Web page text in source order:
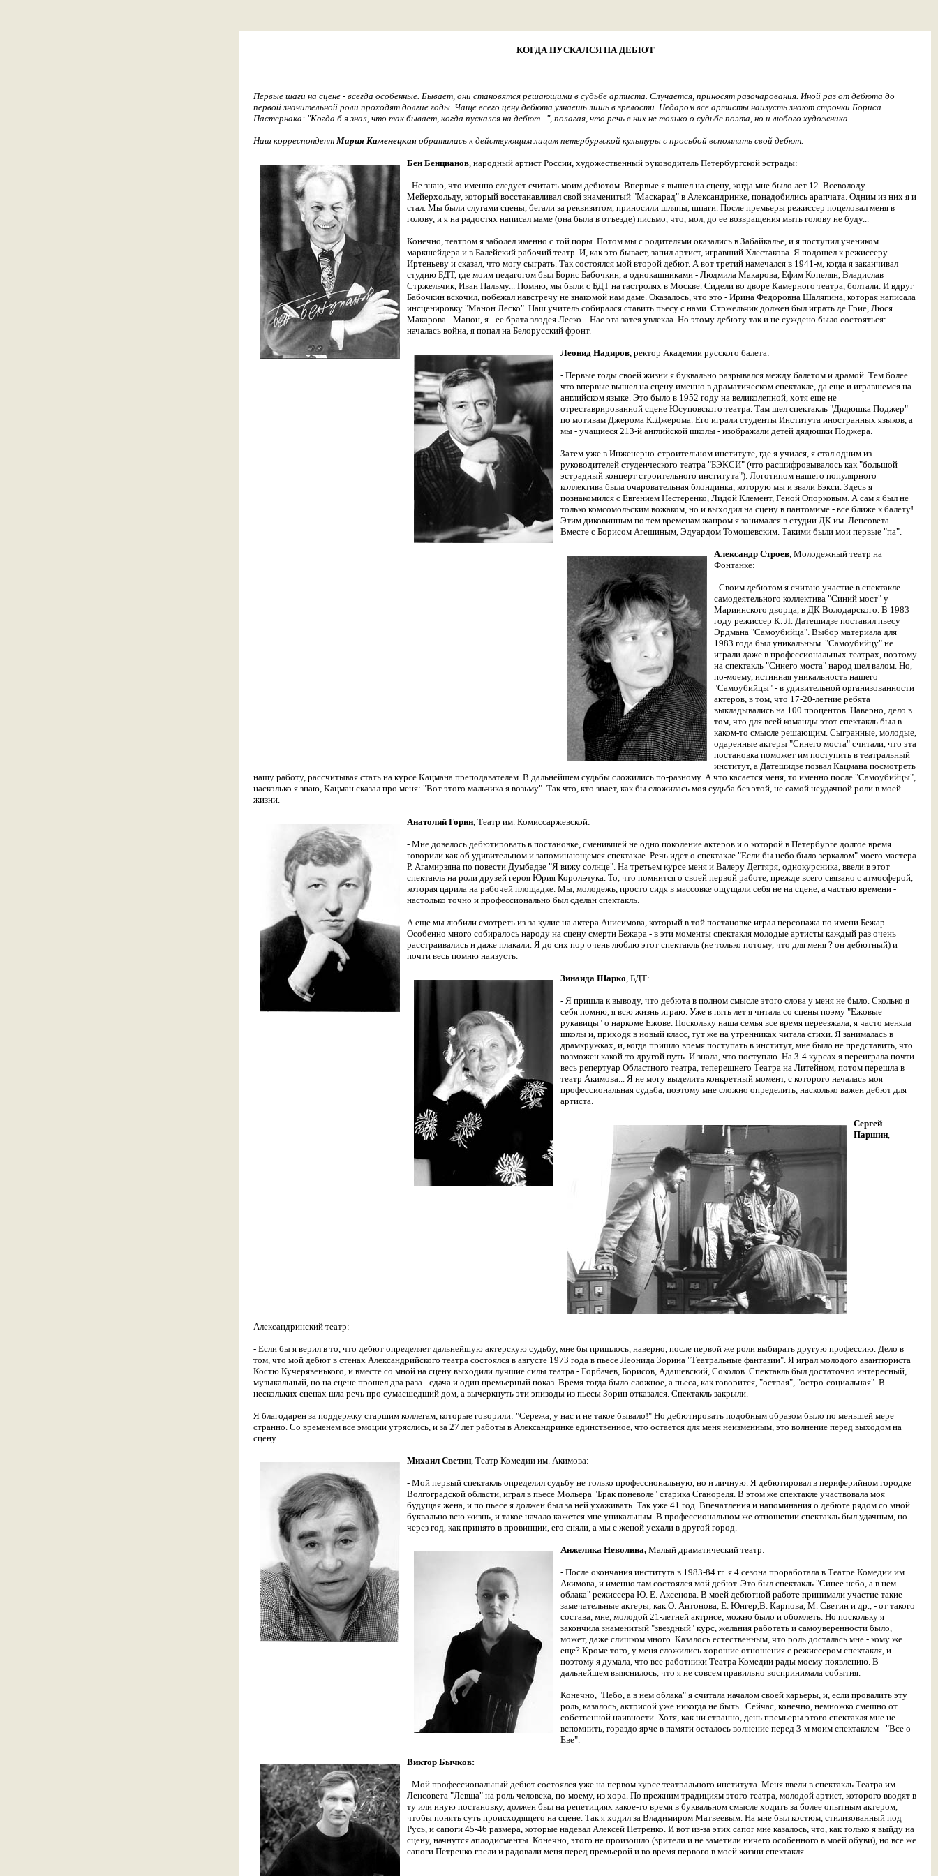
КОГДА ПУСКАЛСЯ НА ДЕБЮТ
Первые шаги на сцене - всегда особенные. Бывает, они становятся решающими в судьбе артиста. Случается, приносят разочарования. Иной раз от дебюта до
первой значительной роли проходят долгие годы. Чаще всего цену дебюта узнаешь лишь в зрелости. Недаром все артисты наизусть знают строчки Бориса
Пастернака: "Когда б я знал, что так бывает, когда пускался на дебют...", полагая, что речь в них не только о судьбе поэта, но и любого художника.
Наш корреспондент Мария Каменецкая обратилась к действующим лицам петербургской культуры с просьбой вспомнить свой дебют.
Бен Бенцианов, народный артист России, художественный руководитель Петербургской эстрады:
- Не знаю, что именно следует считать моим дебютом. Впервые я вышел на сцену, когда мне было лет 12. Всеволоду
Мейерхольду, который восстанавливал свой знаменитый "Маскарад" в Александринке, понадобились арапчата. Одним из них я и
стал. Мы были слугами сцены, бегали за реквизитом, приносили шляпы, шпаги. После премьеры режиссер поцеловал меня в
голову, и я на радостях написал маме (она была в отъезде) письмо, что, мол, до ее возвращения мыть голову не буду...
Конечно, театром я заболел именно с той поры. Потом мы с родителями оказались в Забайкалье, и я поступил учеником
маркшейдера и в Балейский рабочий театр. И, как это бывает, запил артист, игравший Хлестакова. Я подошел к режиссеру
Иртеньеву и сказал, что могу сыграть. Так состоялся мой второй дебют. А вот третий намечался в 1941-м, когда я заканчивал
студию БДТ, где моим педагогом был Борис Бабочкин, а однокашниками - Людмила Макарова, Ефим Копелян, Владислав
Стржельчик, Иван Пальму... Помню, мы были с БДТ на гастролях в Москве. Сидели во дворе Камерного театра, болтали. И вдруг
Бабочкин вскочил, побежал навстречу не знакомой нам даме. Оказалось, что это - Ирина Федоровна Шаляпина, которая написала
инсценировку "Манон Леско". Наш учитель собирался ставить пьесу с нами. Стржельчик должен был играть де Грие, Люся
Макарова - Манон, я - ее брата злодея Леско... Нас эта затея увлекла. Но этому дебюту так и не суждено было состояться:
началась война, я попал на Белорусский фронт.
Леонид Надиров, ректор Академии русского балета:
- Первые годы своей жизни я буквально разрывался между балетом и драмой. Тем более
что впервые вышел на сцену именно в драматическом спектакле, да еще и игравшемся на
английском языке. Это было в 1952 году на великолепной, хотя еще не
отреставрированной сцене Юсуповского театра. Там шел спектакль "Дядюшка Поджер"
по мотивам Джерома К.Джерома. Его играли студенты Института иностранных языков, а
мы - учащиеся 213-й английской школы - изображали детей дядюшки Поджера.
Затем уже в Инженерно-строительном институте, где я учился, я стал одним из
руководителей студенческого театра "БЭКСИ" (что расшифровывалось как "большой
эстрадный концерт строительного института"). Логотипом нашего популярного
коллектива была очаровательная блондинка, которую мы и звали Бэкси. Здесь я
познакомился с Евгением Нестеренко, Лидой Клемент, Геной Опорковым. А сам я был не
только комсомольским вожаком, но и выходил на сцену в пантомиме - все ближе к балету!
Этим диковинным по тем временам жанром я занимался в студии ДК им. Ленсовета.
Вместе с Борисом Агешиным, Эдуардом Томошевским. Такими были мои первые "па".
Александр Строев, Молодежный театр на
Фонтанке:
- Своим дебютом я считаю участие в спектакле
самодеятельного коллектива "Синий мост" у
Мариинского дворца, в ДК Володарского. В 1983
году режиссер К. Л. Датешидзе поставил пьесу
Эрдмана "Самоубийца". Выбор материала для
1983 года был уникальным. "Самоубийцу" не
играли даже в профессиональных театрах, поэтому
на спектакль "Синего моста" народ шел валом. Но,
по-моему, истинная уникальность нашего
"Самоубийцы" - в удивительной организованности
актеров, в том, что 17-20-летние ребята
выкладывались на 100 процентов. Наверно, дело в
том, что для всей команды этот спектакль был в
каком-то смысле решающим. Сыгранные, молодые,
одаренные актеры "Синего моста" считали, что эта
постановка поможет им поступить в театральный
институт, а Датешидзе позвал Кацмана посмотреть
нашу работу, рассчитывая стать на курсе Кацмана преподавателем. В дальнейшем судьбы сложились по-разному. А что касается меня, то именно после "Самоубийцы",
насколько я знаю, Кацман сказал про меня: "Вот этого мальчика я возьму". Так что, кто знает, как бы сложилась моя судьба без этой, не самой неудачной роли в моей
жизни.
Анатолий Горин, Театр им. Комиссаржевской:
- Мне довелось дебютировать в постановке, сменившей не одно поколение актеров и о которой в Петербурге долгое время
говорили как об удивительном и запоминающемся спектакле. Речь идет о спектакле "Если бы небо было зеркалом" моего мастера
Р. Агамирзяна по повести Думбадзе "Я вижу солнце". На третьем курсе меня и Валеру Дегтяря, однокурсника, ввели в этот
спектакль на роли друзей героя Юрия Корольчука. То, что помнится о своей первой работе, прежде всего связано с атмосферой,
которая царила на рабочей площадке. Мы, молодежь, просто сидя в массовке ощущали себя не на сцене, а частью времени -
настолько точно и профессионально был сделан спектакль.
А еще мы любили смотреть из-за кулис на актера Анисимова, который в той постановке играл персонажа по имени Бежар.
Особенно много собиралось народу на сцену смерти Бежара - в эти моменты спектакля молодые артисты каждый раз очень
расстраивались и даже плакали. Я до сих пор очень люблю этот спектакль (не только потому, что для меня ? он дебютный) и
почти весь помню наизусть.
Зинаида Шарко, БДТ:
- Я пришла к выводу, что дебюта в полном смысле этого слова у меня не было. Сколько я
себя помню, я всю жизнь играю. Уже в пять лет я читала со сцены поэму "Ежовые
рукавицы" о наркоме Ежове. Поскольку наша семья все время переезжала, я часто меняла
школы и, приходя в новый класс, тут же на утренниках читала стихи. Я занималась в
драмкружках, и, когда пришло время поступать в институт, мне было не представить, что
возможен какой-то другой путь. И знала, что поступлю. На 3-4 курсах я переиграла почти
весь репертуар Областного театра, теперешнего Театра на Литейном, потом перешла в
театр Акимова... Я не могу выделить конкретный момент, с которого началась моя
профессиональная судьба, поэтому мне сложно определить, насколько важен дебют для
артиста.
Сергей
Паршин,
Александринский театр:
- Если бы я верил в то, что дебют определяет дальнейшую актерскую судьбу, мне бы пришлось, наверно, после первой же роли выбирать другую профессию. Дело в
том, что мой дебют в стенах Александрийского театра состоялся в августе 1973 года в пьесе Леонида Зорина "Театральные фантазии". Я играл молодого авантюриста
Костю Кучерявенького, и вместе со мной на сцену выходили лучшие силы театра - Горбачев, Борисов, Адашевский, Соколов. Спектакль был достаточно интересный,
музыкальный, но на сцене прошел два раза - сдача и один премьерный показ. Время тогда было сложное, а пьеса, как говорится, "острая", "остро-социальная". В
нескольких сценах шла речь про сумасшедший дом, а вычеркнуть эти эпизоды из пьесы Зорин отказался. Спектакль закрыли.
Я благодарен за поддержку старшим коллегам, которые говорили: "Сережа, у нас и не такое бывало!" Но дебютировать подобным образом было по меньшей мере
странно. Со временем все эмоции утряслись, и за 27 лет работы в Александринке единственное, что остается для меня неизменным, это волнение перед выходом на
сцену.
Михаил Светин, Театр Комедии им. Акимова:
- Мой первый спектакль определил судьбу не только профессиональную, но и личную. Я дебютировал в периферийном городке
Волгоградской области, играл в пьесе Мольера "Брак поневоле" старика Сганореля. В этом же спектакле участвовала моя
будущая жена, и по пьесе я должен был за ней ухаживать. Так уже 41 год. Впечатления и напоминания о дебюте рядом со мной
буквально всю жизнь, и такое начало кажется мне уникальным. В профессиональном же отношении спектакль был удачным, но
через год, как принято в провинции, его сняли, а мы с женой уехали в другой город.
Анжелика Неволина, Малый драматический театр:
- После окончания института в 1983-84 гг. я 4 сезона проработала в Театре Комедии им.
Акимова, и именно там состоялся мой дебют. Это был спектакль "Синее небо, а в нем
облака" режиссера Ю. Е. Аксенова. В моей дебютной работе принимали участие такие
замечательные актеры, как О. Антонова, Е. Юнгер,В. Карпова, М. Светин и др., - от такого
состава, мне, молодой 21-летней актрисе, можно было и обомлеть. Но поскольку я
закончила знаменитый "звездный" курс, желания работать и самоуверенности было,
может, даже слишком много. Казалось естественным, что роль досталась мне - кому же
еще? Кроме того, у меня сложились хорошие отношения с режиссером спектакля, и
поэтому я думала, что все работники Театра Комедии рады моему появлению. В
дальнейшем выяснилось, что я не совсем правильно воспринимала события.
Конечно, "Небо, а в нем облака" я считала началом своей карьеры, и, если провалить эту
роль, казалось, актрисой уже никогда не быть.. Сейчас, конечно, немножко смешно от
собственной наивности. Хотя, как ни странно, день премьеры этого спектакля мне не
вспомнить, гораздо ярче в памяти осталось волнение перед 3-м моим спектаклем - "Все о
Еве".
Виктор Бычков:
- Мой профессиональный дебют состоялся уже на первом курсе театрального института. Меня ввели в спектакль Театра им.
Ленсовета "Левша" на роль человека, по-моему, из хора. По прежним традициям этого театра, молодой артист, которого вводят в
ту или иную постановку, должен был на репетициях какое-то время в буквальном смысле ходить за более опытным актером,
чтобы понять суть происходящего на сцене. Так я ходил за Владимиром Матвеевым. На мне был костюм, стилизованный под
Русь, и сапоги 45-46 размера, которые надевал Алексей Петренко. И вот из-за этих сапог мне казалось, что, как только я выйду на
сцену, начнутся аплодисменты. Конечно, этого не произошло (зрители и не заметили ничего особенного в моей обуви), но все же
сапоги Петренко грели и радовали меня перед премьерой и во время первого в моей жизни спектакля.